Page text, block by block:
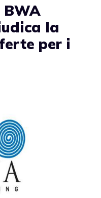
BWA
la
per i